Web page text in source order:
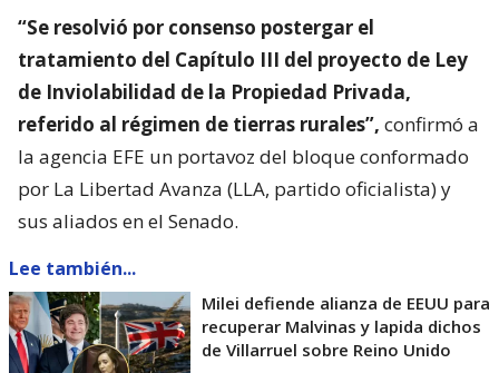
“Se resolvió por consenso postergar el
tratamiento del Capítulo III del proyecto de Ley
de Inviolabilidad de la Propiedad Privada,
referido al régimen de tierras rurales”, confirmó a
la agencia EFE un portavoz del bloque conformado
por La Libertad Avanza (LLA, partido oficialista) y
sus aliados en el Senado.
Lee también...
Milei defiende alianza de EEUU para
recuperar Malvinas y lapida dichos
de Villarruel sobre Reino Unido